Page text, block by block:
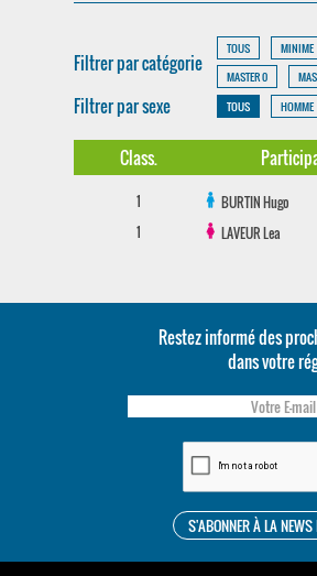
Filtrer par catégorie
TOUS MINIME
MASTER 0
Filtrer par sexe TOUS HOMME
Class.
1 BURTINHugo
1
LAVEURLea
Restez informé des
dans votre